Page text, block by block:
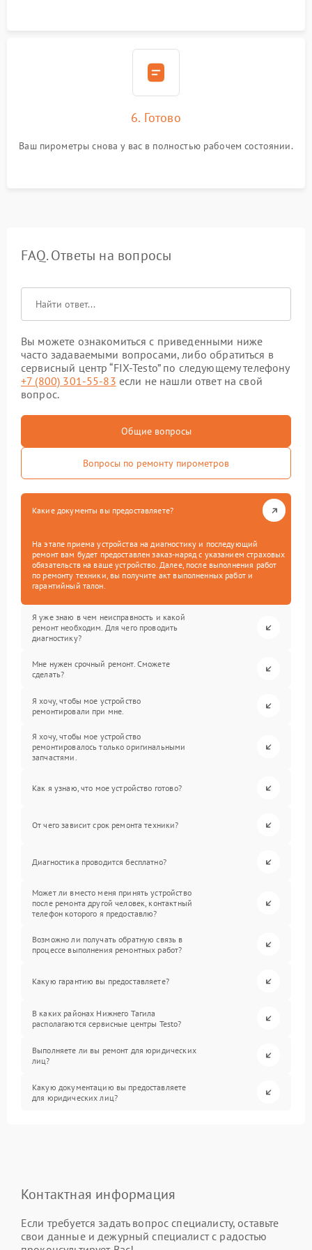
6. Готово
Ваш пирометры снова у вас в полностью рабочем состоянии.
FAQ. Ответы на вопросы
Вы можете ознакомиться с приведенными ниже
часто задаваемыми вопросами, либо обратиться в
сервисный центр “FIX-Testo” по следующему телефону
+7 (800) 301-55-83 если не нашли ответ на свой
вопрос.
Общие вопросы
Вопросы по ремонту пирометров
Какие документы вы предоставляете?
На этапе приема устройства на диагностику и последующий
ремонт вам будет предоставлен заказ-наряд с указанием страховых
обязательств на ваше устройство. Далее, после выполнения работ
по ремонту техники, вы получите акт выполненных работ и
гарантийный талон.
Я уже знаю в чем неисправность и какой
ремонт необходим. Для чего проводить
диагностику?
Мне нужен срочный ремонт. Сможете
сделать?
Я хочу, чтобы мое устройство
ремонтировали при мне.
Я хочу, чтобы мое устройство
ремонтировалось только оригинальными
запчастями.
Как я узнаю, что мое устройство готово?
От чего зависит срок ремонта техники?
Диагностика проводится бесплатно?
Может ли вместо меня принять устройство
после ремонта другой человек, контактный
телефон которого я предоставлю?
Возможно ли получать обратную связь в
процессе выполнения ремонтных работ?
Какую гарантию вы предоставляете?
В каких районах Нижнего Тагила
располагаются сервисные центры Testo?
Выполняете ли вы ремонт для юридических
лиц?
Какую документацию вы предоставляете
для юридических лиц?
Контактная информация
Если требуется задать вопрос специалисту, оставьте
свои данные и дежурный специалист с радостью